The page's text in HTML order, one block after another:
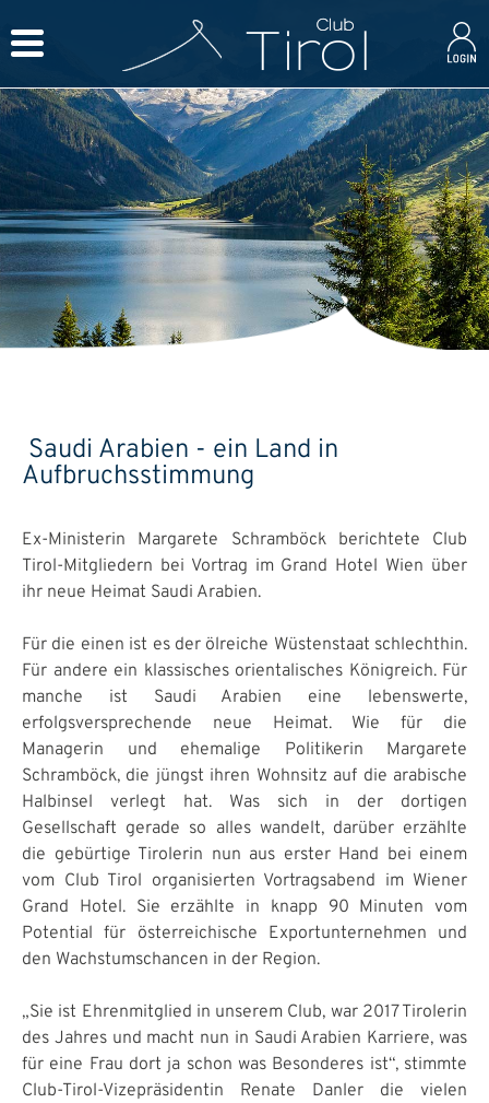
Saudi Arabien - ein Land in
Aufbruchsstimmung
Ex-Ministerin Margarete Schramböck berichtete Club
Tirol-Mitgliedern bei Vortrag im Grand Hotel Wien über
ihr neue Heimat Saudi Arabien.
Für die einen ist es der ölreiche Wüstenstaat schlechthin.
Für andere ein klassisches orientalisches Königreich. Für
manche ist Saudi Arabien eine lebenswerte,
erfolgsversprechende neue Heimat. Wie für die
Managerin und ehemalige Politikerin Margarete
Schramböck, die jüngst ihren Wohnsitz auf die arabische
Halbinsel verlegt hat. Was sich in der dortigen
Gesellschaft gerade so alles wandelt, darüber erzählte
die gebürtige Tirolerin nun aus erster Hand bei einem
vom Club Tirol organisierten Vortragsabend im Wiener
Grand Hotel. Sie erzählte in knapp 90 Minuten vom
Potential für österreichische Exportunternehmen und
den Wachstumschancen in der Region.
„Sie ist Ehrenmitglied in unserem Club, war 2017 Tirolerin
des Jahres und macht nun in Saudi Arabien Karriere, was
für eine Frau dort ja schon was Besonderes ist“, stimmte
Club-Tirol-Vizepräsidentin Renate Danler die vielen